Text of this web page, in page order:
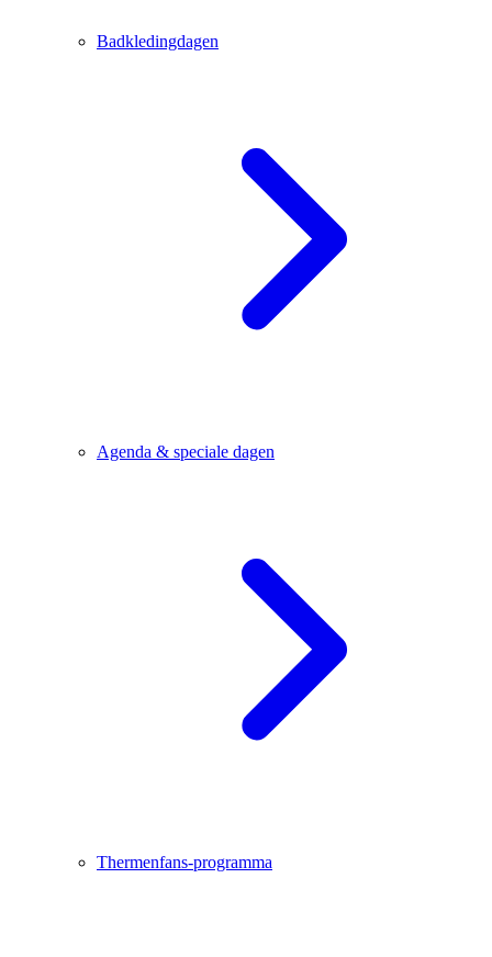
Badkledingdagen
Agenda & speciale dagen
Thermenfans-programma